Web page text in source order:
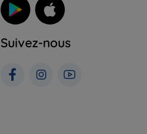
Suivez-nous